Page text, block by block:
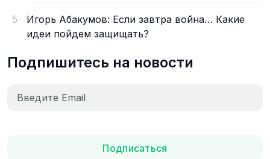
5
Игорь Абакумов: Если завтра война… Какие
идеи пойдем защищать?
Подпишитесь на новости
Подписаться